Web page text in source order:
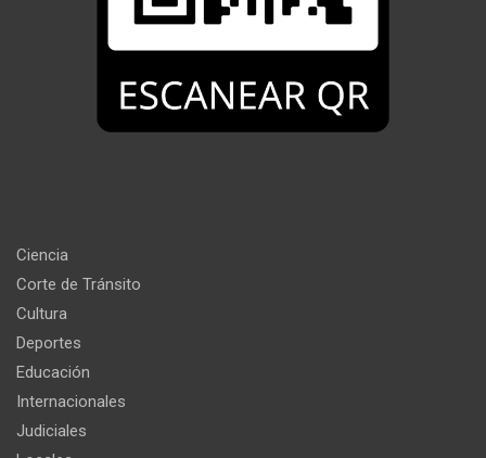
Ciencia
Corte de Tránsito
Cultura
Deportes
Educación
Internacionales
Judiciales